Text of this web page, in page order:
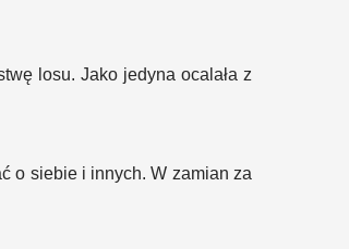
losu. Jako jedyna ocalała z
o siebie i innych. W zamian za